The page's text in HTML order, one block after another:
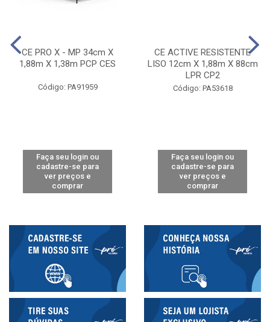
CE PRO X - MP 34cm X
1,88m X 1,38m PCP CES
Código: PA91959
Faça seu login ou
cadastre-se para
ver preços e
comprar
CE ACTIVE RESISTENTE
LISO 12cm X 1,88m X 88cm
LPR CP2
Código: PA53618
Faça seu login ou
cadastre-se para
ver preços e
comprar